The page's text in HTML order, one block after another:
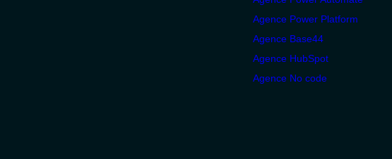
Agence Power Platform
Agence Base44
Agence HubSpot
Agence No code